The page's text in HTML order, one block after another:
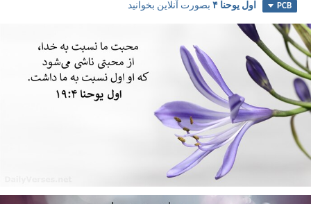
PCB اول يوحنا ۴ بصورت آنلاین بخوانید